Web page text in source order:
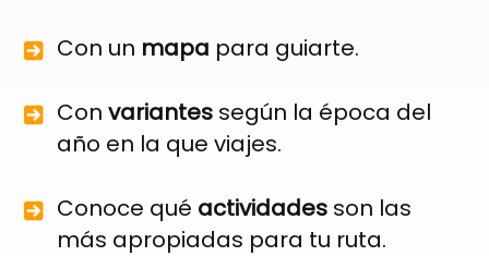
Con un mapa para guiarte.
Convariantes según la época del
año en la que viajes.
Conoce qué actividades son las
más apropiadas para tu ruta.